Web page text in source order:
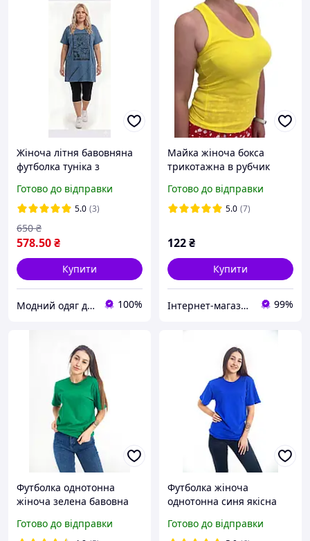
Жіноча літня бавовняна
футболка туніка з
58 60 62 64
Готово до відправки
5.0 (3)
578.50₴
650 ₴
Купити
Модний одяг для мене і крихітки 100%
Майка жіноча бокса
трикотажна в рубчик
Готово до відправки
5.0 (7)
122₴
Купити
Інтернет-магазин "ТАУТОРГ" 99%
Футболка однотонна
жіноча зелена бавовна
кв.м., футболка зелена
Готово до відправки
Футболка жіноча
однотонна синя якісна
вільного крою унісекс s m
Готово до відправки